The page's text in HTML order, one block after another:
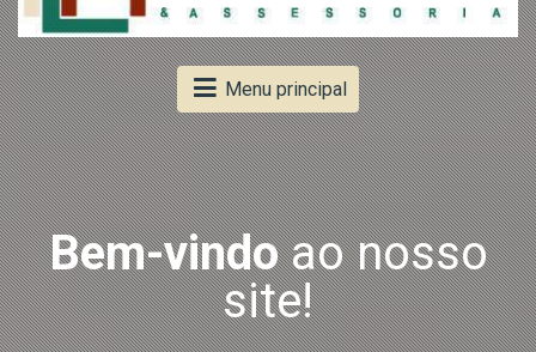
Menu principal
Bem-vindoao nosso
site!